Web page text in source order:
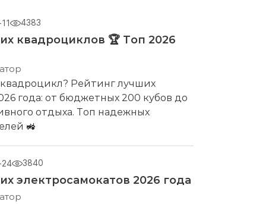
4383
квадроциклов 🏆 Топ 2026
Рейтинг лучших
года: от бюджетных 200 кубов до
отдыха. Топ надежных
🚜
3840
электросамокатов 2026 года